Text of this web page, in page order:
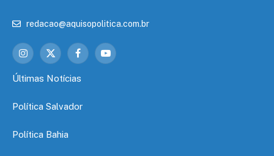
redacao@aquisopolitica.com.br
Instagram
X
FacebookYouTube
Últimas Notícias
Política Salvador
Política Bahia